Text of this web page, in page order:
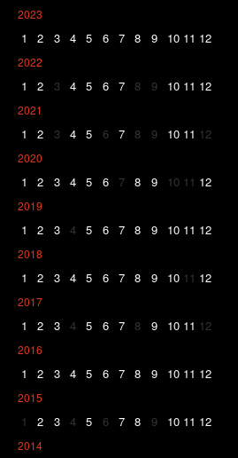
2023
1 2 3 4 5 6 7 8 9 10 11 12
2022
1 2 3 4 5 6 7 8 9 10 11 12
2021
1 2 3 4 5 6 7 8 9 10 11 12
2020
1 2 3 4 5 6 7 8 9 10 11 12
2019
1 2 3 4 5 6 7 8 9 10 11 12
2018
1 2 3 4 5 6 7 8 9 10 11 12
2017
1 2 3 4 5 6 7 8 9 10 11 12
2016
1 2 3 4 5 6 7 8 9 10 11 12
2015
1 2 3 4 5 6 7 8 9 10 11 12
2014